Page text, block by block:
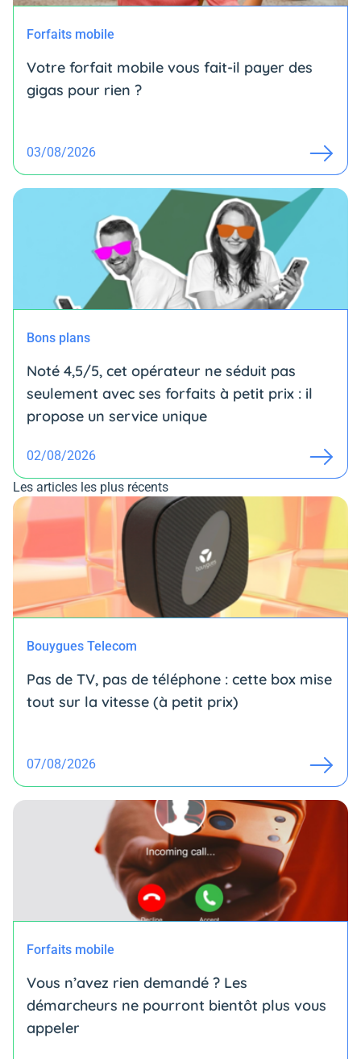
Forfaits mobile
Votre forfait mobile vous fait-il payer des
gigas pour rien ?
03/08/2026
Bons plans
Noté 4,5/5, cet opérateur ne séduit pas
seulement avec ses forfaits à petit prix : il
propose un service unique
02/08/2026
Les articles les plus récents
Bouygues Telecom
Pas de TV, pas de téléphone : cette box mise
tout sur la vitesse (à petit prix)
07/08/2026
Forfaits mobile
Vous n’avez rien demandé ? Les
démarcheurs ne pourront bientôt plus vous
appeler